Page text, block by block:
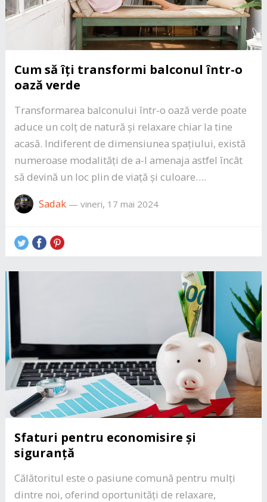
Cum să îți transformi balconul într-o
oază verde
Transformarea balconului într-o oază verde poate
aduce un colț de natură și relaxare chiar la tine
acasă. Indiferent de dimensiunea spațiului, există
numeroase modalități de a-l amenaja astfel încât
să devină un loc plin de viață și culoare….
Sadak— vineri, 17 mai 2024
Sfaturi pentru economisire și
siguranță
Călătoritul este o pasiune comună pentru mulți
dintre noi, oferind oportunități de relaxare,